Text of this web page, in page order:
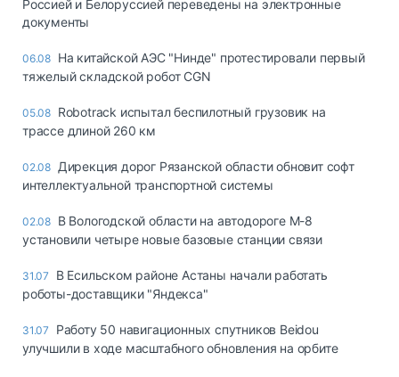
Россией и Белоруссией переведены на электронные
документы
06.08 На китайской АЭС "Нинде" протестировали первый
тяжелый складской робот CGN
05.08 Robotrack испытал беспилотный грузовик на
трассе длиной 260 км
02.08 Дирекция дорог Рязанской области обновит софт
интеллектуальной транспортной системы
02.08 В Вологодской области на автодороге М-8
установили четыре новые базовые станции связи
31.07
В Есильском районе Астаны начали работать
роботы-доставщики "Яндекса"
31.07
Работу 50 навигационных спутников Beidou
улучшили в ходе масштабного обновления на орбите